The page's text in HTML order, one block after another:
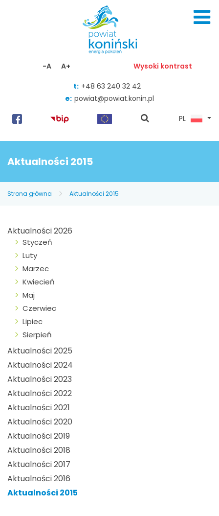
-A A+ Wysoki kontrast
t: +48 63 240 32 42
e: powiat@powiat.konin.pl
pokaż
PL
Aktualności 2015
Strona główna Aktualności 2015
Aktualności 2026
Styczeń
Luty
Marzec
Kwiecień
Maj
Czerwiec
Lipiec
Sierpień
Aktualności 2025
Aktualności 2024
Aktualności 2023
Aktualności 2022
Aktualności 2021
Aktualności 2020
Aktualności 2019
Aktualności 2018
Aktualności 2017
Aktualności 2016
Aktualności 2015